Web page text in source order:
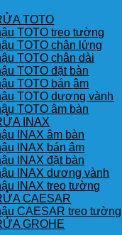
TOTO
TOTO treo tường
TOTO chân lửng
TOTO chân dài
TOTO đặt bàn
TOTO bán âm
TOTO dương vành
TOTO âm bàn
INAX
INAX âm bàn
INAX bán âm
INAX đặt bàn
INAX dương vành
INAX treo tường
CAESAR
CAESAR treo tường
GROHE